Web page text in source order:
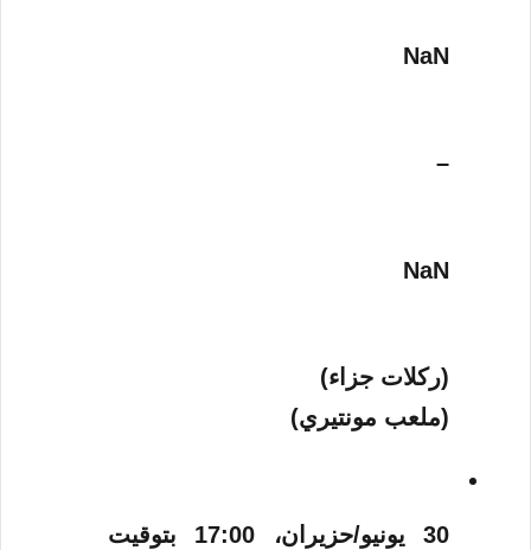
NaN
–
NaN
(ركلات جزاء)
(ملعب مونتيري)
30 يونيو/حزيران، 17:00 بتوقيت